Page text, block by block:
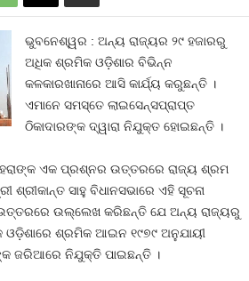
ଭୁବନେଶ୍ୱର : ଅନ୍ୟ ରାଜ୍ୟର ୨୯ ହଜାରରୁ
ଅଧିକ ଶ୍ରମିକ ଓଡ଼ିଶାର ବିଭିନ୍ନ
କଳକାରଖାନାରେ ଆସି କାର୍ଯ୍ୟ କରୁଛନ୍ତି ।
ଏମାନେ ସମସ୍ତେ ଲାଇସେନ୍ସପ୍ରାପ୍ତ
ଠିକାଦାରଙ୍କ ଦ୍ୱାରା ନିଯୁକ୍ତ ହୋଇଛନ୍ତି ।
ଏକ ପ୍ରଶ୍ନର ଉତ୍ତରରେ ରାଜ୍ୟ ଶ୍ରମ
ଶ୍ରୀକାନ୍ତ ସାହୁ ବିଧାନସଭାରେ ଏହି ସୂଚନା
ଉତ୍ତରରେ ଉଲ୍ଲେଖ କରିଛନ୍ତି ଯେ ଅନ୍ୟ ରାଜ୍ୟରୁ
ଓଡ଼ିଶାରେ ଶ୍ରମିକ ଆଇନ ୧୯୭୯ ଅନୁଯାୟୀ
ଜରିଆରେ ନିଯୁକ୍ତି ପାଇଛନ୍ତି ।